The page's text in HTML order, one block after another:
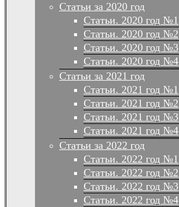
Статьи за 2020 год
Статьи. 2020 год №1
Статьи. 2020 год №2
Статьи. 2020 год №3
Статьи. 2020 год №4
Статьи за 2021 год
Статьи. 2021 год №1
Статьи. 2021 год №2
Статьи. 2021 год №3
Статьи. 2021 год №4
Статьи за 2022 год
Статьи. 2022 год №1
Статьи. 2022 год №2
Статьи. 2022 год №3
Статьи. 2022 год №4